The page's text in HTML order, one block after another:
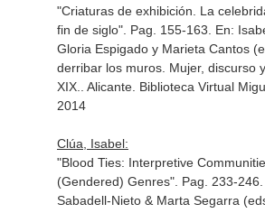
"Criaturas de exhibición. La
fin de siglo". Pag. 155-163. En:
Gloria Espigado y Marieta Cantos
derribar los muros. Mujer, discurso
XIX.
. Alicante. Biblioteca Virtual
2014
Clúa, Isabel:
"Blood Ties: Interpretive
(Gendered) Genres". Pag. 233-246.
Sabadell-Nieto & Marta Segarra